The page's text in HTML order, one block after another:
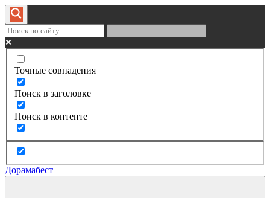
Точные совпадения
Поиск в заголовке
Поиск в контенте
Дорамабест